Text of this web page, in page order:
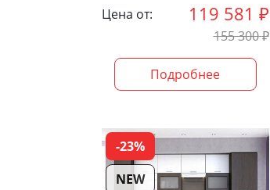
Цена от: 119 581 ₽
155 300₽
Подробнее
-23%
NEW